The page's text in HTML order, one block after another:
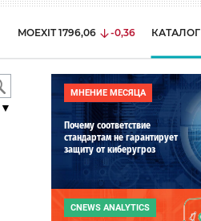
MOEXIT 1796,06 -0,36 КАТАЛОГ
▼
МНЕНИЕ МЕСЯЦА
Почему соответствие
стандартам не гарантирует
защиту от киберугроз
CNEWS ANALYTICS